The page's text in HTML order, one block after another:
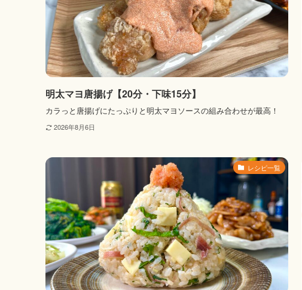
明太マヨ唐揚げ【20分・下味15分】
カラっと唐揚げにたっぷりと明太マヨソースの組み合わせが最高！
2026年8月6日
レシピ一覧